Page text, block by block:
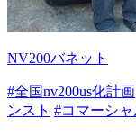
NV200バネット
#全国nv200us化計画
ンスト #コマーシ